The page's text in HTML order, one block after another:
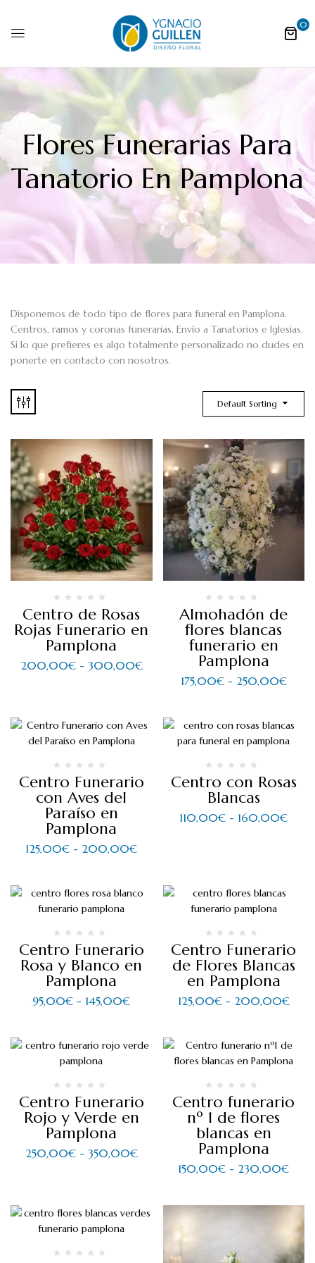
0
Flores Funerarias Para
Tanatorio En Pamplona
Disponemos de todo tipo de flores para funeral en Pamplona.
Centros, ramos y coronas funerarias. Envío a Tanatorios e Iglesias.
Si lo que prefieres es algo totalmente personalizado no dudes en
ponerte en contacto con nosotros.
Default Sorting
Centro de Rosas
Rojas Funerario en
Pamplona
200,00€ - 300,00€
Almohadón de
flores blancas
funerario en
Pamplona
175,00€ - 250,00€
Centro Funerario
con Aves del
Paraíso en
Pamplona
125,00€ - 200,00€
Centro con Rosas
Blancas
110,00€ - 160,00€
Centro Funerario
Rosa y Blanco en
Pamplona
95,00€ - 145,00€
Centro Funerario
de Flores Blancas
en Pamplona
125,00€ - 200,00€
Centro Funerario
Rojo y Verde en
Pamplona
250,00€ - 350,00€
Centro funerario
nº 1 de flores
blancas en
Pamplona
150,00€ - 230,00€